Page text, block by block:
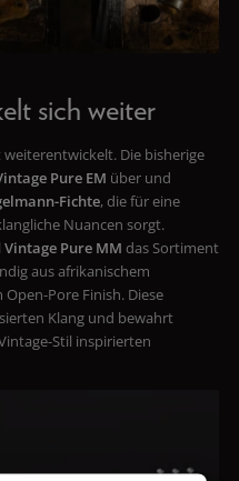
sich weiter
weiterentwickelt. Die bisherige
Pure EM über und
Fichte, die für eine
Nuancen sorgt.
Vintage Pure MM das Sortiment
aus afrikanischem
Pore Finish. Diese
Klang und bewahrt
Stil inspirierten